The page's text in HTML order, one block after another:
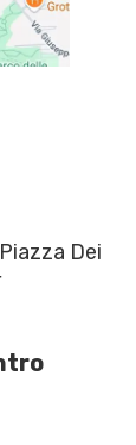
Dei